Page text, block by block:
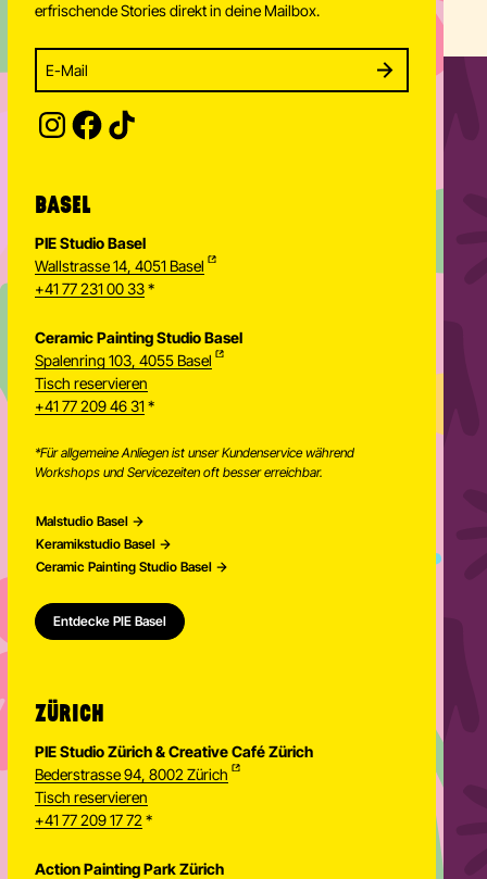
erfrischende Stories direkt in deine Mailbox.
Subscribe to our newsletter and stay updated.
Enter your email address to subscribe
SUBSCRIBE
BASEL
PIE Studio Basel
Wallstrasse 14, 4051 Basel
+41 77 231 00 33*
Ceramic Painting Studio Basel
Spalenring 103, 4055 Basel
Tisch reservieren
+41 77 209 46 31 *
*Für allgemeine Anliegen ist unser Kundenservice während
Workshops und Servicezeiten oft besser erreichbar.
Malstudio Basel
Keramikstudio Basel
Ceramic Painting Studio Basel
Entdecke PIE Basel
ZÜRICH
PIE Studio Zürich & Creative Café Zürich
Bederstrasse 94, 8002 Zürich
Tisch reservieren
+41 77 209 17 72 *
Action Painting Park Zürich